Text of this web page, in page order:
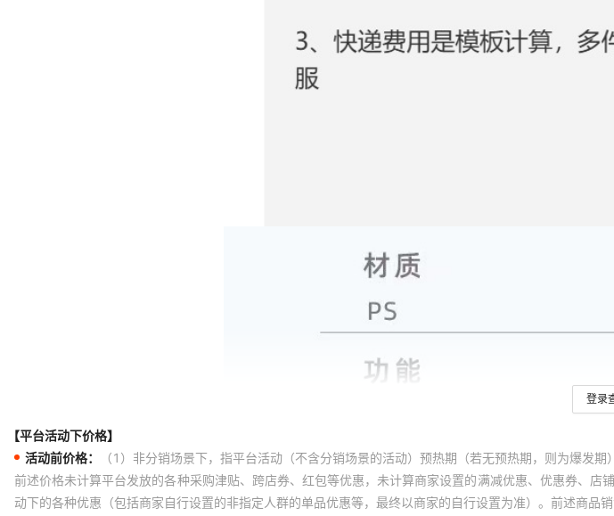
登录
【平台活动下价格】
活动前价格：
（1）非分销场景下，指平台活动（不含分销场景的活动）预热期（若无预热期，则为爆发
前述价格未计算平台发放的各种采购津贴、跨店券、红包等优惠，未计算商家设置的满减优惠、优惠券、
动下的各种优惠（包括商家自行设置的非指定人群的单品优惠等，最终以商家的自行设置为准）。前述商品